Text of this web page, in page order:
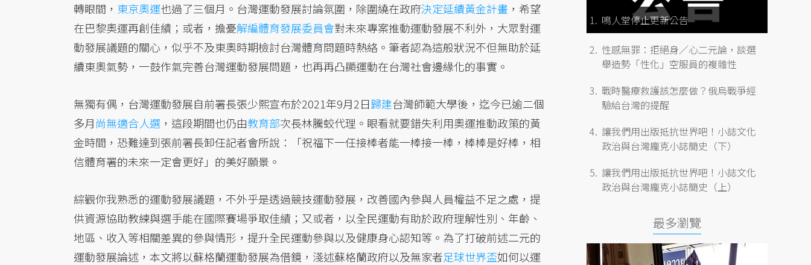
轉眼間， 東京奧運也過了三個月。台灣運動發展討論氛圍，除圍繞在政府決定延續黃金計畫 ，希望
在巴黎奧運再創佳績；或者，擔憂解編體育發展委員會對未來專案推動運動發展不利外，大眾對運
動發展議題的關心，似乎不及東奧時期檢討台灣體育問題時熱絡。筆者認為這般狀況不但無助於延
續東奧氣勢，一鼓作氣完善台灣運動發展問題，也再再凸顯運動在台灣社會邊緣化的事實。
無獨有偶，台灣運動發展自前署長張少熙宣布於2021年9月2日歸建台灣師範大學後，迄今已逾二個
多月尚無適合人選 ，這段期間也仍由教育部次長林騰蛟代理。眼看就要錯失利用奧運推動政策的黃
金時間，恐難達到張前署長卸任記者會所說：「祝福下一任接棒者能一棒接一棒，棒棒是好棒，相
信體育署的未來一定會更好」的美好願景。
綜觀你我熟悉的運動發展議題，不外乎是透過競技運動發展，改善國內參與人員權益不足之處，提
供資源協助教練與選手能在國際賽場爭取佳績；又或者，以全民運動有助於政府理解性別、年齡、
地區、收入等相關差異的參與情形，提升全民運動參與以及健康身心認知等。為了打破前述二元的
運動發展論述，本文將以蘇格蘭運動發展為借鏡，淺述蘇格蘭政府以及無家者足球世界盃如何以運
鳴人堂停止更新公告
性感無罪：拒絕身／心二元論，談選
舉造勢「性化」空服員的複雜性
戰時醫療救護該怎麼做？俄烏戰爭經
驗給台灣的提醒
讓我們用出版抵抗世界吧！小誌文化
政治與台灣龐克小誌簡史（下）
讓我們用出版抵抗世界吧！小誌文化
政治與台灣龐克小誌簡史（上）
最多瀏覽